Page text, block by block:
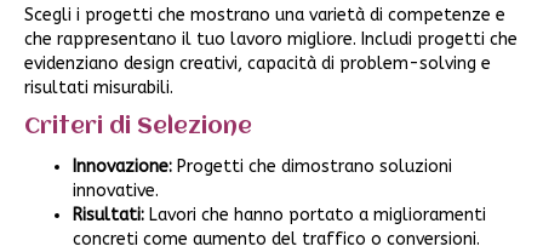
Scegli i progetti che mostrano una varietà di competenze e
che rappresentano il tuo lavoro migliore. Includi progetti che
evidenziano design creativi, capacità di problem-solving e
risultati misurabili.
Criteri di Selezione
Innovazione: Progetti che dimostrano soluzioni
innovative.
Risultati: Lavori che hanno portato a miglioramenti
concreti come aumento del traffico o conversioni.